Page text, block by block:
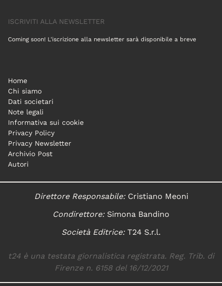
ISCRIVITI ALLA NEWSLETTER
Coming soon! L'iscrizione alla newsletter sarà disponibile a breve
Home
Chi siamo
Dati societari
Note legali
Informativa sui cookie
Privacy Policy
Privacy Newsletter
Archivio Post
Autori
Direttore Responsabile:Cristiano Meoni
Condirettore:Simona Bandino
Società Editrice:T24 S.r.l.
t24 è una testata giornalistica registrata. Reg. Trib. di
Firenze n. 6158 del 16/12/2021